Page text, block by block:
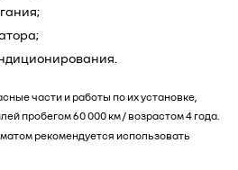
части и работы по их установке,
пробегом 60 000 км / возрастом 4 года.
рекомендуется использовать